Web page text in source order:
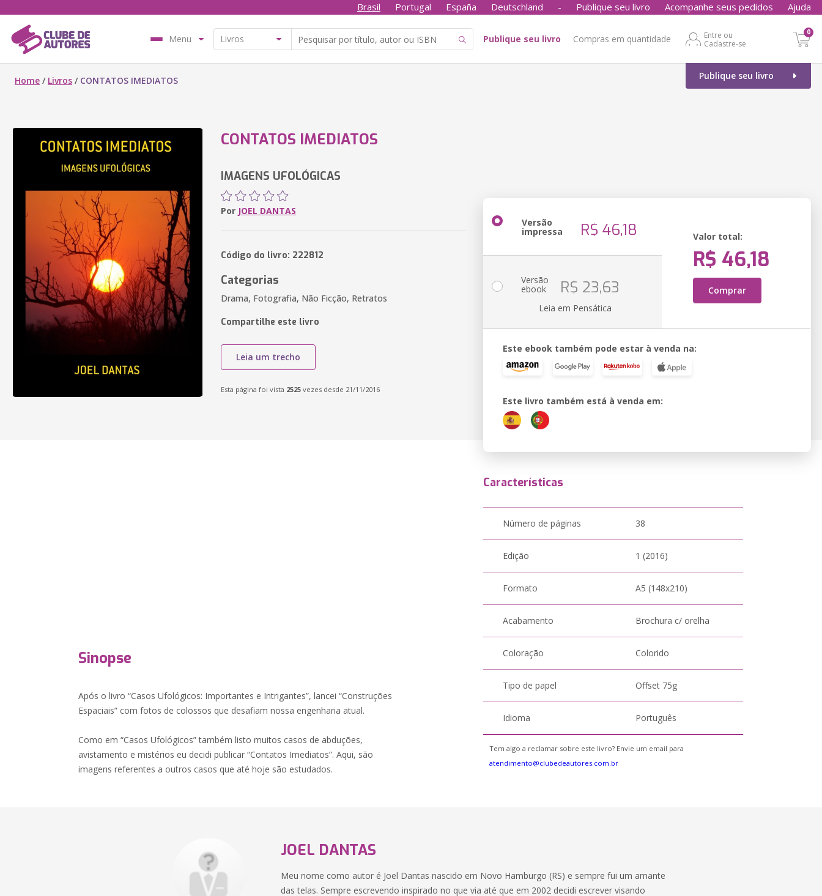
Brasil Portugal España Deutschland - Publique seu livro Acompanhe seus pedidos Ajuda
Menu Publique seu livro Compras em quantidade
Entre ou
Cadastre-se
0
Publique seu livro
Home / Livros / CONTATOS IMEDIATOS
CONTATOS IMEDIATOS
IMAGENS UFOLÓGICAS
Por JOEL DANTAS
Código do livro: 222812
Categorias
Drama, Fotografia, Não Ficção, Retratos
Compartilhe este livro
Leia um trecho
Esta página foi vista 2525 vezes desde 21/11/2016
Versão
impressa R$ 46,18 Valor total:
R$ 46,18
Comprar
Versão
ebook R$ 23,63
Leia em Pensática
Este ebook também pode estar à venda na:
Este livro também está à venda em:
Sinopse
Após o livro “Casos Ufológicos: Importantes e Intrigantes”, lancei “Construções
Espaciais” com fotos de colossos que desafiam nossa engenharia atual.
Como em “Casos Ufológicos” também listo muitos casos de abduções,
avistamento e mistérios eu decidi publicar “Contatos Imediatos”. Aqui, são
imagens referentes a outros casos que até hoje são estudados.
Características
Número de páginas 38
Edição 1 (2016)
Formato A5 (148x210)
Acabamento Brochura c/ orelha
Coloração Colorido
Tipo de papel Offset 75g
Idioma Português
Tem algo a reclamar sobre este livro? Envie um email para
atendimento@clubedeautores.com.br
JOEL DANTAS
Meu nome como autor é Joel Dantas nascido em Novo Hamburgo (RS) e sempre fui um amante
das telas. Sempre escrevendo inspirado no que via até que em 2002 decidi escrever visando